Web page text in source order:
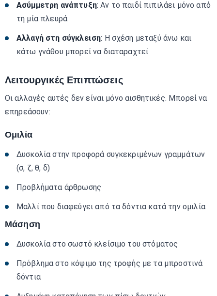
Ασύμμετρη ανάπτυξη: Αν το παιδί πιπιλάει μόνο από
τη μία πλευρά
Αλλαγή στη σύγκλειση: Η σχέση μεταξύ άνω και
κάτω γνάθου μπορεί να διαταραχτεί
Λειτουργικές Επιπτώσεις
Οι αλλαγές αυτές δεν είναι μόνο αισθητικές. Μπορεί να
επηρεάσουν:
Ομιλία
Δυσκολία στην προφορά συγκεκριμένων γραμμάτων
(σ, ζ, θ, δ)
Προβλήματα άρθρωσης
Μαλλί που διαφεύγει από τα δόντια κατά την ομιλία
Μάσηση
Δυσκολία στο σωστό κλείσιμο του στόματος
Πρόβλημα στο κόψιμο της τροφής με τα μπροστινά
δόντια